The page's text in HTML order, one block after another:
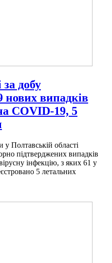
добу
нових випадків
COVID-19, 5
Полтавській області
підтверджених випадків
інфекцію, з яких 61 у
5 летальних